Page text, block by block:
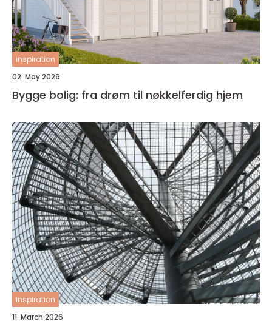
inspiration
02. May 2026
Bygge bolig: fra drøm til nøkkelferdig hjem
inspiration
11. March 2026